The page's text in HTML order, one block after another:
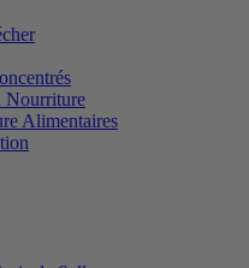
Nourriture
Alimentaires